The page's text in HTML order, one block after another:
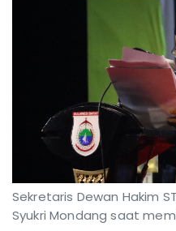
Sekretaris Dewan Hakim
Syukri Mondang saat